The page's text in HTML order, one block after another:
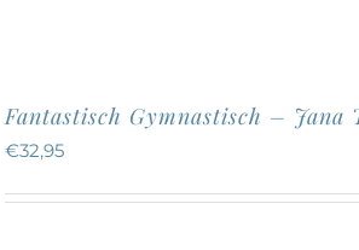
Fantastisch Gymnastisch – Jana
€32,95